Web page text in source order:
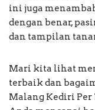
ini juga
dengan benar,
dan tampilan
Mari kita lihat
terbaik dan
Malang Kediri Per